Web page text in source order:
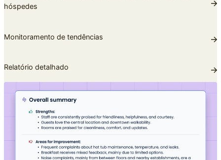
hóspedes
Monitoramento de tendências
Relatório detalhado